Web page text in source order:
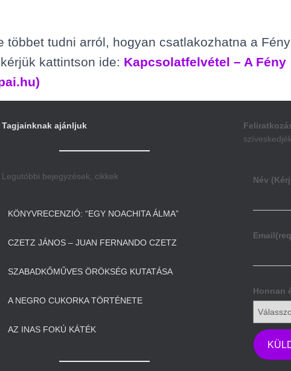
többet tudni arról, hogyan csatlakozhatna a Fény
kattintson ide: Kapcsolatfelvétel – A Fény
Tagjainknak ajánljuk
Legutóbbi bejegyzések, cikkek
KÖNYVRECENZIÓ: “EGY NOACHITA ÁLMA”
CZETZ JÁNOS – JUAN FERNANDO CZETZ
SZABADKŐMŰVES ÖRÖKSÉG KUTATÁSA
A NEGRO CUKORKA TÖRTÉNETE
AZ INAS FOKÚ KÁTÉK
Név
Email
Honnan